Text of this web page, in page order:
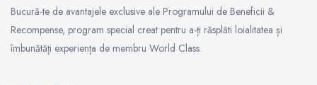
Bucură-te de avantajele exclusive ale Programului de Beneficii &
Recompense, program special creat pentru a-ți răsplăti loialitatea și
îmbunătăți experiența de membru World Class.